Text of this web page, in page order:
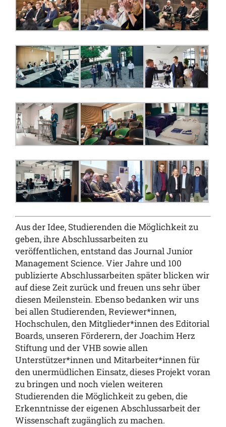
Aus der Idee, Studierenden die Möglichkeit zu
geben, ihre Abschlussarbeiten zu
veröffentlichen, entstand das Journal Junior
Management Science. Vier Jahre und 100
publizierte Abschlussarbeiten später blicken wir
auf diese Zeit zurück und freuen uns sehr über
diesen Meilenstein. Ebenso bedanken wir uns
bei allen Studierenden, Reviewer*innen,
Hochschulen, den Mitglieder*innen des Editorial
Boards, unseren Förderern, der Joachim Herz
Stiftung und der VHB sowie allen
Unterstützer*innen und Mitarbeiter*innen für
den unermüdlichen Einsatz, dieses Projekt voran
zu bringen und noch vielen weiteren
Studierenden die Möglichkeit zu geben, die
Erkenntnisse der eigenen Abschlussarbeit der
Wissenschaft zugänglich zu machen.